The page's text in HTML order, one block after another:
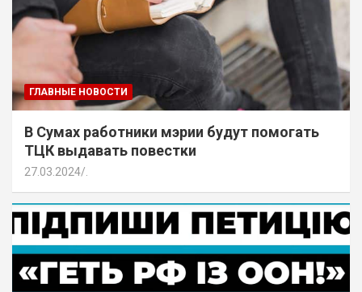
ГЛАВНЫЕ НОВОСТИ
В Сумах работники мэрии будут помогать
ТЦК выдавать повестки
27.03.2024